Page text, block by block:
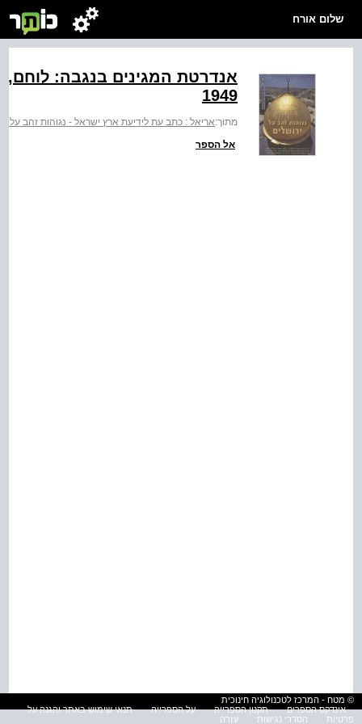
שלום אורח
אנדרטת המגינים בנגבה: לוחם,
1949
מתוך:אריאל : כתב עת לידיעת ארץ ישראל - נגוהות זהב על
אל הספר
© מטח - המרכז לטכנולוגיה חינוכית
אינדקס הספרים
תקנון הספרייה על הספרייה
תנאי שימוש באתר והגנה על
פרטיות
הסדרי נגישות עזרה